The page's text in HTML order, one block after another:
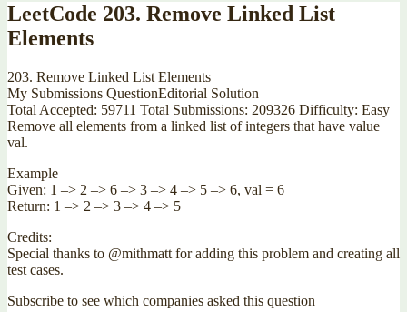
LeetCode 203. Remove Linked List
Elements
203. Remove Linked List Elements
My Submissions QuestionEditorial Solution
Total Accepted: 59711 Total Submissions: 209326 Difficulty: Easy
Remove all elements from a linked list of integers that have value
val.
Example
Given: 1 –> 2 –> 6 –> 3 –> 4 –> 5 –> 6, val = 6
Return: 1 –> 2 –> 3 –> 4 –> 5
Credits:
Special thanks to @mithmatt for adding this problem and creating all
test cases.
Subscribe to see which companies asked this question